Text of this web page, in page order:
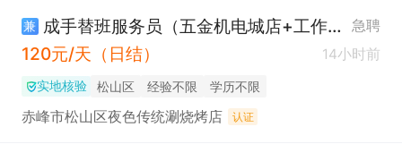
兼 成手替班服务员（五金机电城店+工作餐） 急聘
120元/天（日结） 14小时前
实地核验 松山区 经验不限 学历不限
赤峰市松山区夜色传统涮烧烤店 认证